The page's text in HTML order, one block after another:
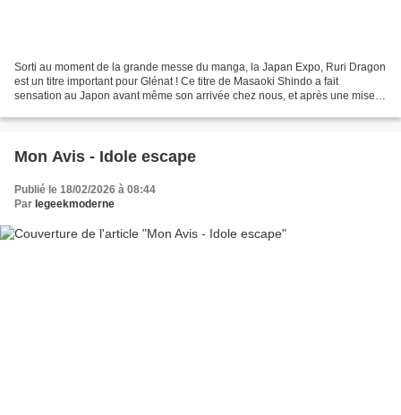
Sorti au moment de la grande messe du manga, la Japan Expo, Ruri Dragon
est un titre important pour Glénat ! Ce titre de Masaoki Shindo a fait
sensation au Japon avant même son arrivée chez nous, et après une mise
Mon Avis - Idole escape
Publié le 18/02/2026 à 08:44
Par legeekmoderne